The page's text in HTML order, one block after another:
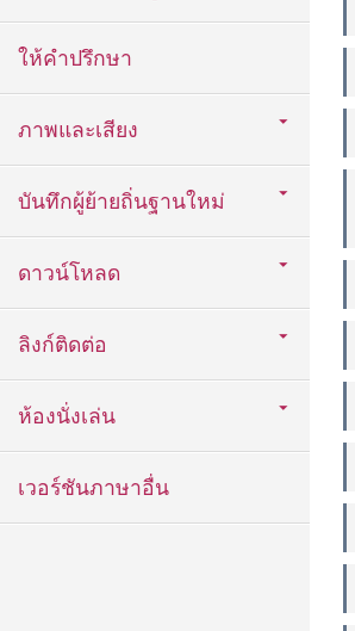
ให้คำปรึกษา
ภาพและเสียง
บันทึกผู้ย้ายถิ่นฐานใหม่
ดาวน์โหลด
ลิงก์ติดต่อ
ห้องนั่งเล่น
เวอร์ชันภาษาอื่น